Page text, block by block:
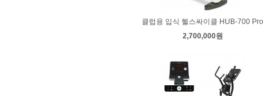
클럽용 입식 헬스싸이클 HUB-700 Pro
2,700,000원